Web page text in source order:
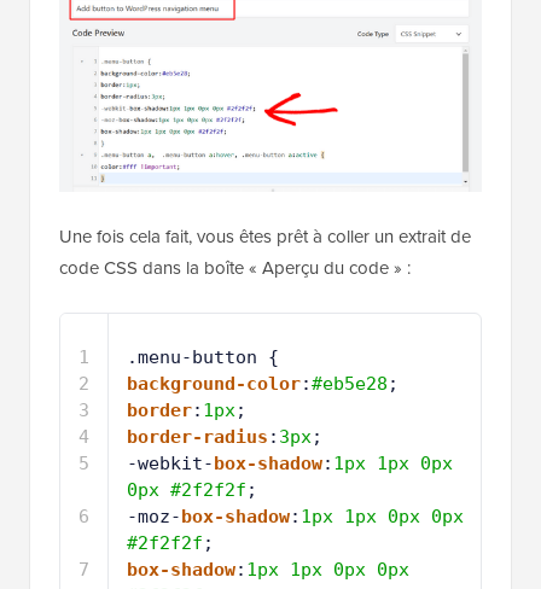
Une fois cela fait, vous êtes prêt à coller un extrait de
code CSS dans la boîte « Aperçu du code » :
1
2
3
4
5
6
7
.menu-button {
background-color:#eb5e28 ;
border: 1px;
border-radius : 3px;
-webkit-box-shadow: 1px 1px 0px
0px #2f2f2f ;
-moz-box-shadow: 1px 1px 0px 0px
#2f2f2f ;
box-shadow: 1px 1px 0px 0px